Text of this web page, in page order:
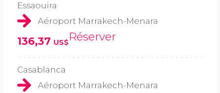
Essaouira
Aéroport Marrakech-Menara
136,37 US$Réserver
Casablanca
Aéroport Marrakech-Menara